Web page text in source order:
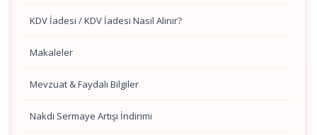
KDV İadesi / KDV İadesi Nasıl Alınır?
Makaleler
Mevzuat & Faydalı Bilgiler
Nakdi Sermaye Artışı İndirimi